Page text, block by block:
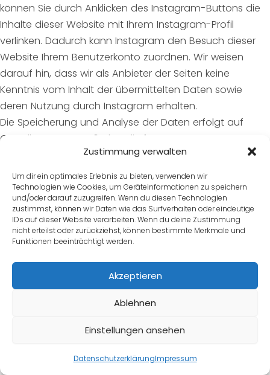
Zustimmung verwalten
Um dir ein optimales Erlebnis zu bieten, verwenden wir
Technologien wie Cookies, um Geräteinformationen zu speichern
und/oder darauf zuzugreifen. Wenn du diesen Technologien
zustimmst, können wir Daten wie das Surfverhalten oder eindeutige
IDs auf dieser Website verarbeiten. Wenn du deine Zustimmung
nicht erteilst oder zurückziehst, können bestimmte Merkmale und
Funktionen beeinträchtigt werden.
Akzeptieren
Ablehnen
Einstellungen ansehen
DatenschutzerklärungImpressum
können Sie durch Anklicken des Instagram-Buttons die
Inhalte dieser Website mit Ihrem Instagram-Profil
verlinken. Dadurch kann Instagram den Besuch dieser
Website Ihrem Benutzerkonto zuordnen. Wir weisen
darauf hin, dass wir als Anbieter der Seiten keine
Kenntnis vom Inhalt der übermittelten Daten sowie
deren Nutzung durch Instagram erhalten.
Die Speicherung und Analyse der Daten erfolgt auf
Grundlage von Art. 6 Abs. 1 lit. f DSGVO. Der
Websitebetreiber hat ein berechtigtes Interesse an einer
möglichst umfangreichen Sichtbarkeit in den Sozialen
Medien. Sofern eine entsprechende Einwilligung
abgefragt wurde, erfolgt die Verarbeitung ausschließlich
auf Grundlage von Art. 6 Abs. 1 lit. a DSGVO; die
Einwilligung ist jederzeit widerrufbar.
Standardvertragsklauseln der EU-Kommission gestützt.
Details finden Sie
https://www.facebook.com/legal/EU_data_transf
https://de-
Weitere Informationen hierzu finden Sie in der